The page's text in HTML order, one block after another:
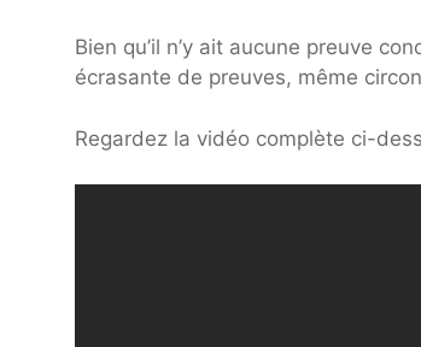
Bien qu’il n’y ait aucune preuve
écrasante de preuves, même
Regardez la vidéo complète ci-